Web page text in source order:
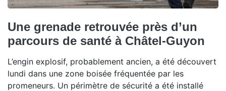
Une grenade retrouvée près d’un
parcours de santé à Châtel-Guyon
L’engin explosif, probablement ancien, a été découvert
lundi dans une zone boisée fréquentée par les
promeneurs. Un périmètre de sécurité a été installé